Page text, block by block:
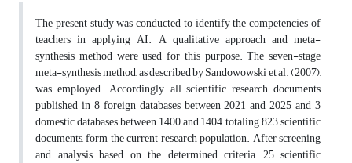
The present study was conducted to identify the competencies of
teachers in applying AI. A qualitative approach and meta-
synthesis method were used for this purpose. The seven-stage
meta-synthesis method, as described by Sandowowski et al. (2007),
was employed. Accordingly, all scientific research documents
published in 8 foreign databases between 2021 and 2025 and 3
domestic databases between 1400 and 1404, totaling 823 scientific
documents, form the current research population. After screening
and analysis based on the determined criteria, 25 scientific